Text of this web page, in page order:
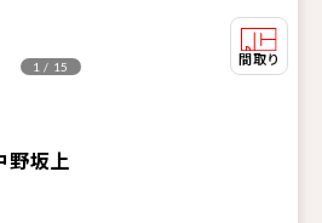
野坂上
1 / 15